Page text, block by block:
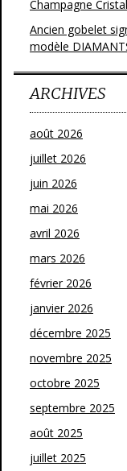
Champagne
Ancien gobelet
modèle
ARCHIVES
août 2026
juillet 2026
juin 2026
mai 2026
avril 2026
mars 2026
février 2026
janvier 2026
décembre 2025
novembre 2025
octobre 2025
septembre 2025
août 2025
juillet 2025